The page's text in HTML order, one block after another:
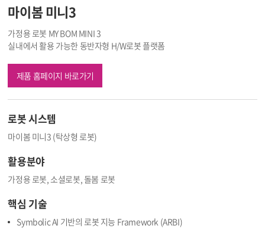
마이봄 미니3
가정용 로봇 MY BOM MINI 3
실내에서 활용 가능한 동반자형 H/W로봇 플랫폼
제품 홈페이지 바로가기
로봇 시스템
마이봄 미니3 (탁상형 로봇)
활용분야
가정용 로봇, 소셜로봇, 돌봄 로봇
핵심 기술
Symbolic AI 기반의 로봇 지능 Framework (ARBI)